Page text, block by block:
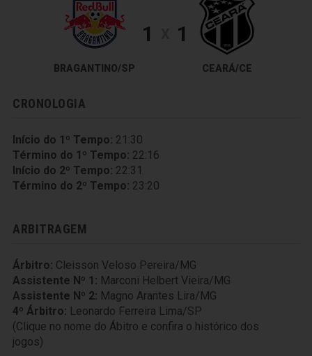
BRAGANTINO/SP
1 1
CEARÁ/CE
CRONOLOGIA
Início do 1º Tempo: 21:30
Término do 1º Tempo: 22:16
Início do 2º Tempo: 22:31
Término do 2º Tempo: 23:20
ARBITRAGEM
Árbitro: Cleisson Veloso Pereira/MG
Assistente Nº 1: Marconi Helbert Vieira/MG
Assistente Nº 2: Magno Arantes Lira/MG
4º Árbitro: Leonardo Ferreira Lima/SP
(Clique no nome do Ábitro e confira o histórico dos
jogos)